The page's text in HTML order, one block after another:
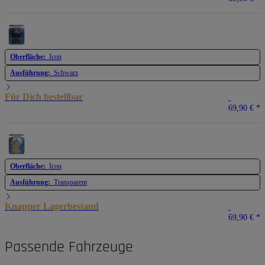
Oberfläche: Icon
Ausführung: Schwarz
Für Dich bestellbar
69,90 € *
Oberfläche: Icon
Ausführung: Transparent
Knapper Lagerbestand
69,90 € *
Passende Fahrzeuge